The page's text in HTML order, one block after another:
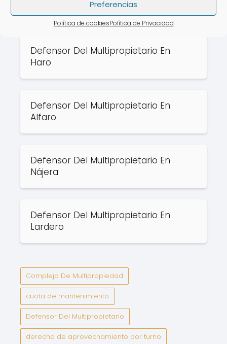
Preferencias
Política de cookiesPolítica de Privacidad
Defensor Del Multipropietario En
Haro
Defensor Del Multipropietario En
Alfaro
Defensor Del Multipropietario En
Nájera
Defensor Del Multipropietario En
Lardero
Complejo De Multipropiedad
cuota de mantenimiento
Defensor Del Multipropietario
derecho de aprovechamiento por turno